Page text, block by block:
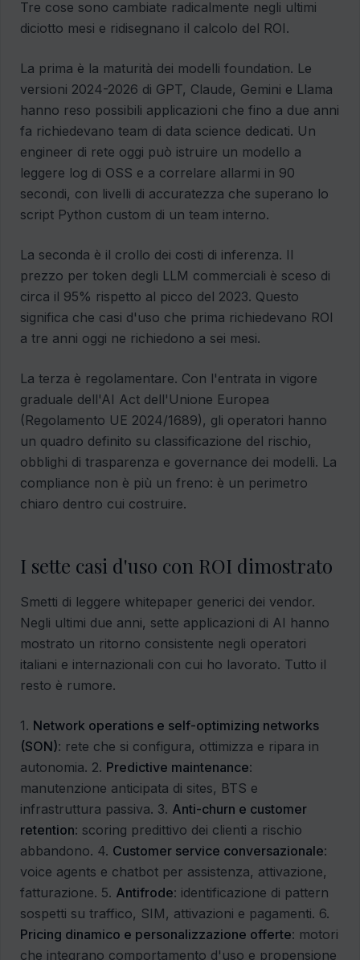
Tre cose sono cambiate radicalmente negli ultimi
diciotto mesi e ridisegnano il calcolo del ROI.
La prima è la maturità dei modelli foundation. Le
versioni 2024-2026 di GPT, Claude, Gemini e Llama
hanno reso possibili applicazioni che fino a due anni
fa richiedevano team di data science dedicati. Un
engineer di rete oggi può istruire un modello a
leggere log di OSS e a correlare allarmi in 90
secondi, con livelli di accuratezza che superano lo
script Python custom di un team interno.
La seconda è il crollo dei costi di inferenza. Il
prezzo per token degli LLM commerciali è sceso di
circa il 95% rispetto al picco del 2023. Questo
significa che casi d'uso che prima richiedevano ROI
a tre anni oggi ne richiedono a sei mesi.
La terza è regolamentare. Con l'entrata in vigore
graduale dell'AI Act dell'Unione Europea
(Regolamento UE 2024/1689), gli operatori hanno
un quadro definito su classificazione del rischio,
obblighi di trasparenza e governance dei modelli. La
compliance non è più un freno: è un perimetro
chiaro dentro cui costruire.
I sette casi d'uso con ROI dimostrato
Smetti di leggere whitepaper generici dei vendor.
Negli ultimi due anni, sette applicazioni di AI hanno
mostrato un ritorno consistente negli operatori
italiani e internazionali con cui ho lavorato. Tutto il
resto è rumore.
1. Network operations e self-optimizing networks
(SON): rete che si configura, ottimizza e ripara in
autonomia. 2. Predictive maintenance:
manutenzione anticipata di sites, BTS e
infrastruttura passiva. 3. Anti-churn e customer
retention: scoring predittivo dei clienti a rischio
abbandono. 4. Customer service conversazionale:
voice agents e chatbot per assistenza, attivazione,
fatturazione. 5. Antifrode: identificazione di pattern
sospetti su traffico, SIM, attivazioni e pagamenti. 6.
Pricing dinamico e personalizzazione offerte: motori
che integrano comportamento d'uso e propensione